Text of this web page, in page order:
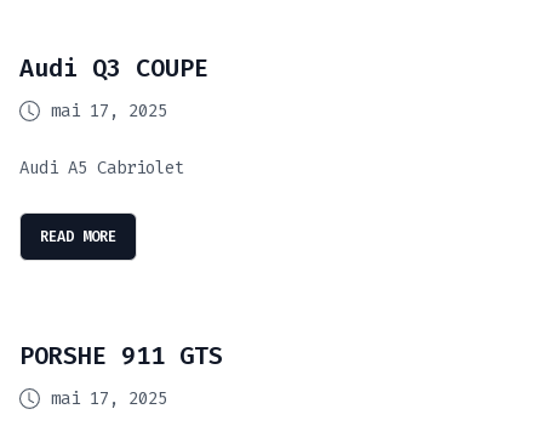
Audi Q3 COUPE
mai 17, 2025
Audi A5 Cabriolet
READ MORE
PORSHE 911 GTS
mai 17, 2025